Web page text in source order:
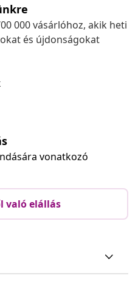
000 vásárlóhoz, akik heti
és újdonságokat
vonatkozó
való elállás